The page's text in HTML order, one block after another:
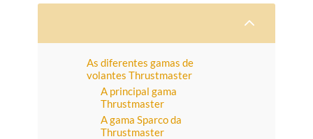
2
As diferentes gamas de
volantes Thrustmaster
A principal gama
Thrustmaster
A gama Sparco da
Thrustmaster